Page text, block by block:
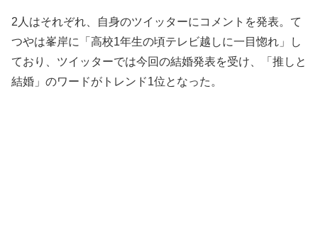
2人はそれぞれ、自身のツイッターにコメントを発表。て
つやは峯岸に「高校1年生の頃テレビ越しに一目惚れ」し
ており、ツイッターでは今回の結婚発表を受け、「推しと
結婚」のワードがトレンド1位となった。